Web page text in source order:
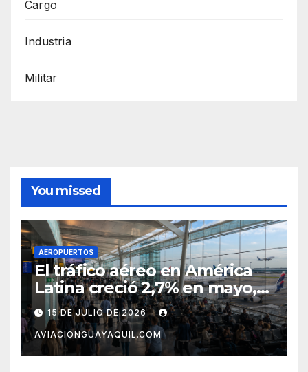
Cargo
Industria
Militar
You missed
AEROPUERTOS
El tráfico aéreo en América
Latina creció 2,7% en mayo,
pero el mercado con EE.UU.
completa tres meses en
caída
15 DE JULIO DE 2026
AVIACIONGUAYAQUIL.COM